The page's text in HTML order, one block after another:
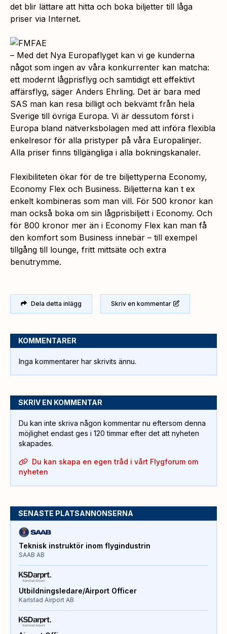
det blir lättare att hitta och boka biljetter till låga
priser via Internet.
– Med det Nya Europaflyget kan vi ge kunderna
något som ingen av våra konkurrenter kan matcha:
ett modernt lågprisflyg och samtidigt ett effektivt
affärsflyg, säger Anders Ehrling. Det är bara med
SAS man kan resa billigt och bekvämt från hela
Sverige till övriga Europa. Vi är dessutom först i
Europa bland nätverksbolagen med att införa flexibla
enkelresor för alla pristyper på våra Europalinjer.
Alla priser finns tillgängliga i alla bokningskanaler.
Flexibiliteten ökar för de tre biljettyperna Economy,
Economy Flex och Business. Biljetterna kan t ex
enkelt kombineras som man vill. För 500 kronor kan
man också boka om sin lågprisbiljett i Economy. Och
för 800 kronor mer än i Economy Flex kan man få
den komfort som Business innebär – till exempel
tillgång till lounge, fritt mittsäte och extra
benutrymme.
Dela detta inlägg Skriv en kommentar
KOMMENTARER
Inga kommentarer har skrivits ännu.
SKRIV EN KOMMENTAR
Du kan inte skriva någon kommentar nu eftersom denna
möjlighet endast ges i 120 timmar efter det att nyheten
skapades.
Du kan skapa en egen tråd i vårt Flygforum om
nyheten
SENASTE PLATSANNONSERNA
Teknisk instruktör inom flygindustrin
SAAB AB
Utbildningsledare/Airport Officer
Karlstad Airport AB